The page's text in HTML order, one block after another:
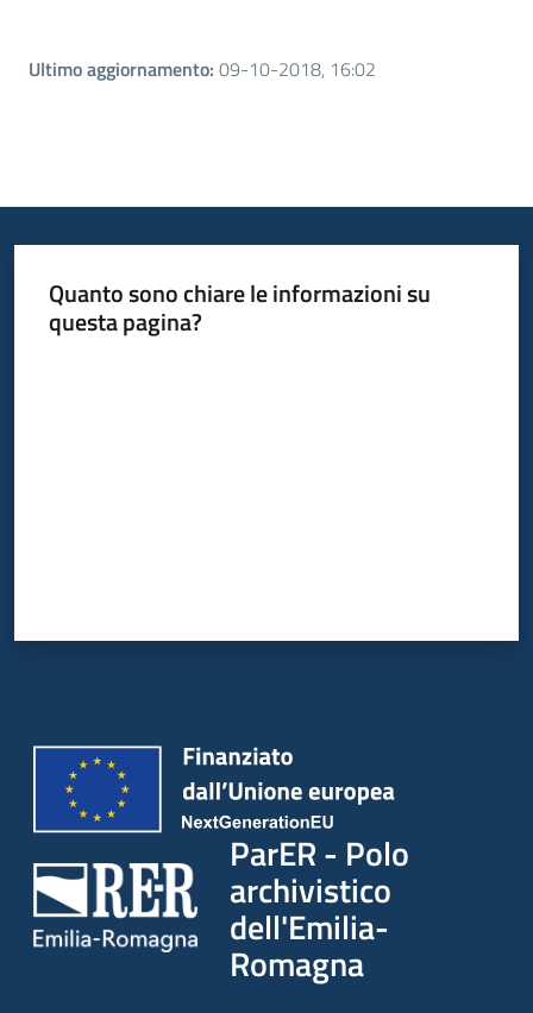
Ultimo aggiornamento: 09-10-2018, 16:02
Quanto sono chiare le informazioni su
questa pagina?
ParER - Polo
archivistico
dell'Emilia-
Romagna